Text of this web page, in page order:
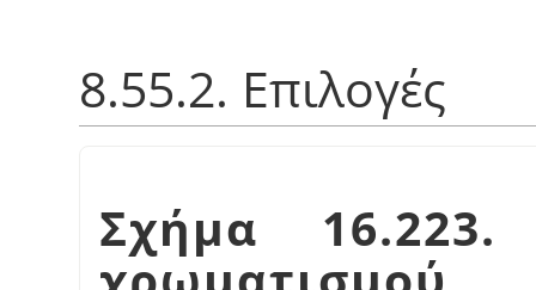
8.55.2. Επιλογές
Σχήμα 16.223.